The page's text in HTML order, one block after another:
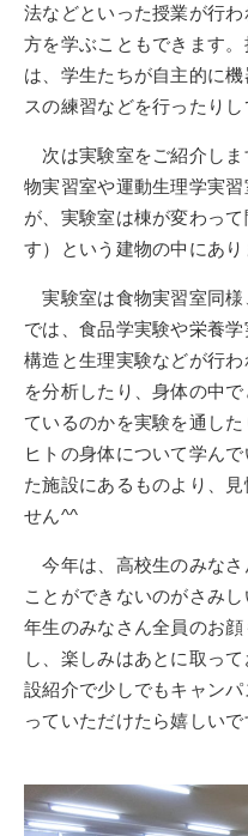
法などといった授業が行
方を学ぶこともできます
は、学生たちが自主的に
スの練習などを行ったりし
次は実験室をご紹介しま
物実習室や運動生理学実習
が、実験室は棟が変わっ
す）という建物の中にあり
実験室は食物実習室同様
では、食品学実験や栄養
構造と生理実験などが行
を分析したり、身体の中
ているのかを実験を通し
ヒトの身体について学ん
た施設にあるものより、
せん^^
今年は、高校生のみなさ
ことができないのがさみ
年生のみなさん全員のお
し、楽しみはあとに取っ
設紹介で少しでもキャン
っていただけたら嬉しいで